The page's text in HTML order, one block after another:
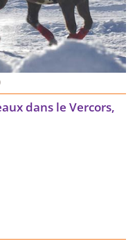
dans le Vercors,